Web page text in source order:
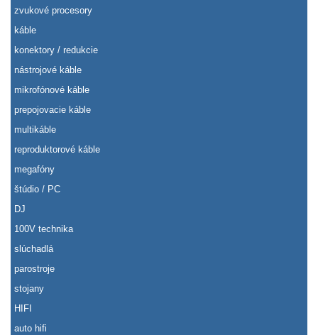
zvukové procesory
káble
konektory / redukcie
nástrojové káble
mikrofónové káble
prepojovacie káble
multikáble
reproduktorové káble
megafóny
štúdio / PC
DJ
100V technika
slúchadlá
parostroje
stojany
HIFI
auto hifi